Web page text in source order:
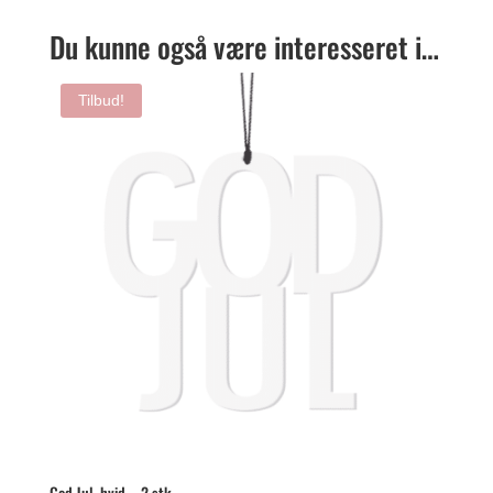
Du kunne også være interesseret i…
Tilbud!